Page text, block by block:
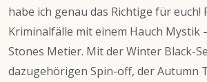
habe ich genau das Richtige für euch!
Kriminalfälle mit einem Hauch Mystik
Stones Metier. Mit der Winter Black-
dazugehörigen Spin-off, der Autumn